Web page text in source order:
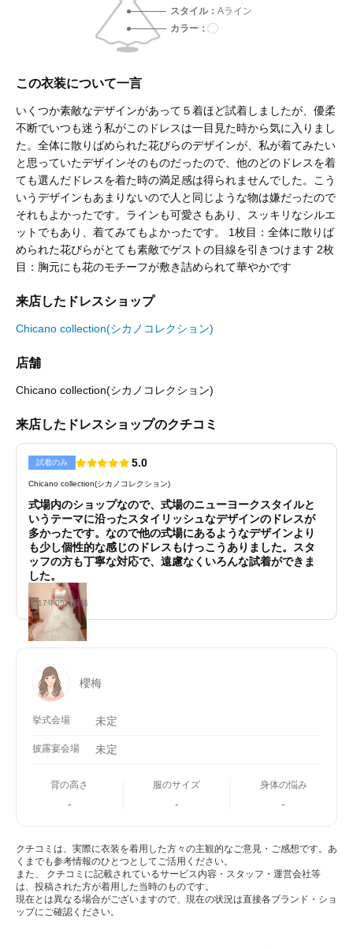
スタイル
Aライン
カラー
この衣装について一言
いくつか素敵なデザインがあって５着ほど試着しましたが、優柔
不断でいつも迷う私がこのドレスは一目見た時から気に入りまし
た。全体に散りばめられた花びらのデザインが、私が着てみたい
と思っていたデザインそのものだったので、他のどのドレスを着
ても選んだドレスを着た時の満足感は得られませんでした。こう
いうデザインもあまりないので人と同じような物は嫌だったので
それもよかったです。ラインも可愛さもあり、スッキリなシルエ
ットでもあり、着てみてもよかったです。 1枚目：全体に散りば
められた花びらがとても素敵でゲストの目線を引きつけます 2枚
目：胸元にも花のモチーフが敷き詰められて華やかです
来店したドレスショップ
Chicano collection(シカノコレクション)
店舗
Chicano collection(シカノコレクション)
来店したドレスショップのクチコミ
試着のみ 5.0
Chicano collection(シカノコレクション)
式場内のショップなので、式場のニューヨークスタイルと
いうテーマに沿ったスタイリッシュなデザインのドレスが
多かったです。なので他の式場にあるようなデザインより
も少し個性的な感じのドレスもけっこうありました。スタ
ッフの方も丁寧な対応で、遠慮なくいろんな試着ができま
した。
2017年05月投稿
櫻梅
挙式会場 未定
披露宴会場 未定
背の高さ
-
服のサイズ
-
身体の悩み
-
クチコミは、実際に衣装を着用した方々の主観的なご意見・ご感想です。あ
くまでも参考情報のひとつとしてご活用ください。
また、 クチコミに記載されているサービス内容・スタッフ・運営会社等
は、投稿された方が着用した当時のものです。
現在とは異なる場合がございますので、現在の状況は直接各ブランド・ショ
ップにご確認ください。